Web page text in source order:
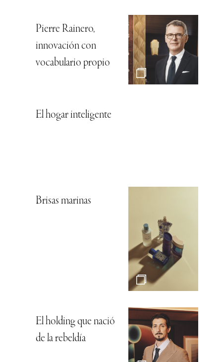
Pierre Rainero,
innovación con
vocabulario propio
El hogar inteligente
Brisas marinas
El holding que nació
de la rebeldía